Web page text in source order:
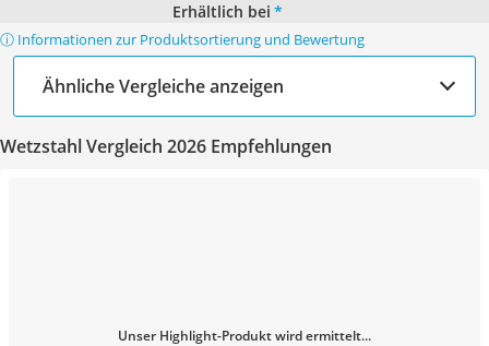
Erhältlich bei *
ⓘ Informationen zur Produktsortierung und Bewertung
Ähnliche Vergleiche anzeigen
Wetzstahl Vergleich 2026 Empfehlungen
Unser Highlight-Produkt wird ermittelt...